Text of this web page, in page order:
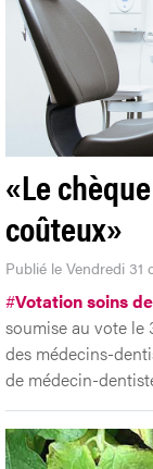
«Le
coûteux»
Publié le Vendredi 31
#Votation soins
soumise au vote le
des médecins-
de médecin-